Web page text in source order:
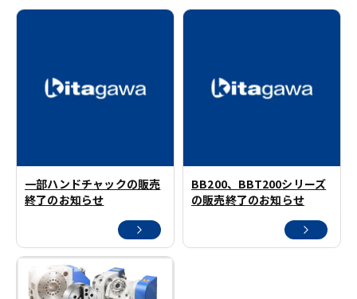
一部ハンドチャックの販売
終了のお知らせ
BB200、BBT200シリーズ
の販売終了のお知らせ